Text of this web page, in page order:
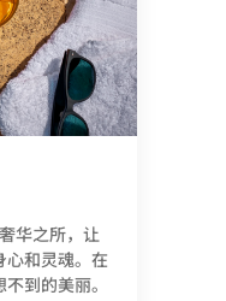
华之所，让
心和灵魂。在
到的美丽。